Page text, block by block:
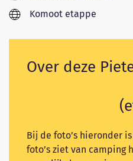
Komoot etappe
Over deze
Bij de foto’s hieronder
foto’s ziet van camping